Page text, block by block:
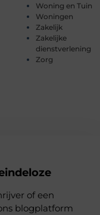
Woning en Tuin
Woningen
Zakelijk
Zakelijke
dienstverlening
Zorg
of een
blogplatform